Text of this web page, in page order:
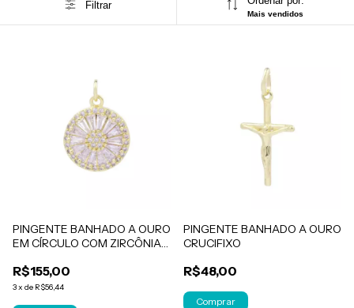
Filtrar
Mais vendidos
PINGENTE BANHADO A OURO
EM CÍRCULO COM ZIRCÔNIAS
CANUTILHOS
R$155,00
3x de R$56,44
PINGENTE BANHADO A OURO
CRUCIFIXO
R$48,00
Comprar